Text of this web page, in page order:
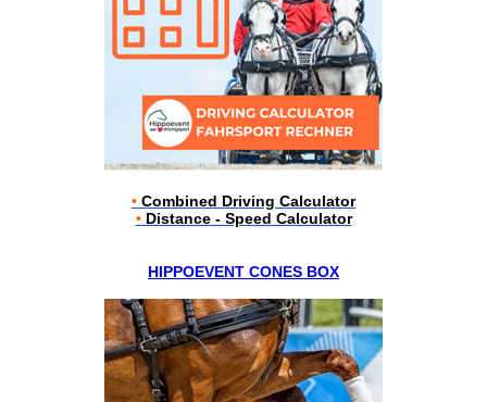
• Combined Driving Calculator
•Distance - Speed Calculator
HIPPOEVENT CONES BOX